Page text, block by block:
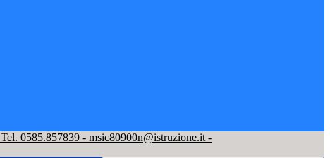
Tel. 0585.857839 - msic80900n@istruzione.it -